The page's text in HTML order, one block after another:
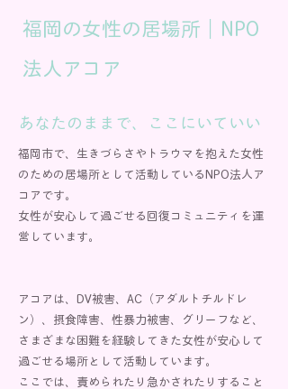
福岡の女性の居場所｜NPO
法人アコア
あなたのままで、ここにいていい
福岡市で、生きづらさやトラウマを抱えた女性
のための居場所として活動しているNPO法人ア
コアです。
女性が安心して過ごせる回復コミュニティを運
営しています。
アコアは、DV被害、AC（アダルトチルドレ
ン）、摂食障害、性暴力被害、グリーフなど、
さまざまな困難を経験してきた女性が安心して
過ごせる場所として活動しています。
ここでは、責められたり急かされたりすること